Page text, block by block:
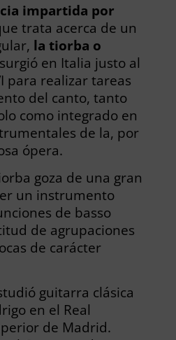
impartida por
trata acerca de un
la tiorba o
en Italia justo al
para realizar tareas
del canto, tanto
como integrado en
de la, por
ópera.
goza de una gran
un instrumento
de basso
de agrupaciones
de carácter
guitarra clásica
en el Real
de Madrid.